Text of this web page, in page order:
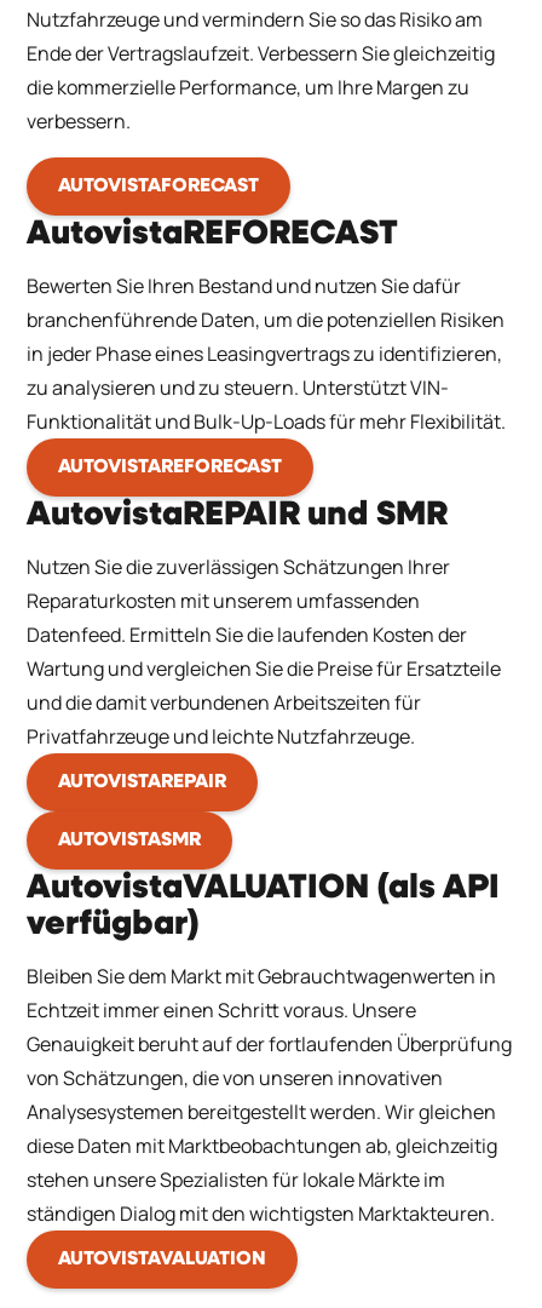
Nutzfahrzeuge und vermindern Sie so das Risiko am
Ende der Vertragslaufzeit. Verbessern Sie gleichzeitig
die kommerzielle Performance, um Ihre Margen zu
verbessern.
AUTOVISTAFORECAST
AutovistaREFORECAST
Bewerten Sie Ihren Bestand und nutzen Sie dafür
branchenführende Daten, um die potenziellen Risiken
in jeder Phase eines Leasingvertrags zu identifizieren,
zu analysieren und zu steuern. Unterstützt VIN-
Funktionalität und Bulk-Up-Loads für mehr Flexibilität.
AUTOVISTAREFORECAST
AutovistaREPAIR und SMR
Nutzen Sie die zuverlässigen Schätzungen Ihrer
Reparaturkosten mit unserem umfassenden
Datenfeed. Ermitteln Sie die laufenden Kosten der
Wartung und vergleichen Sie die Preise für Ersatzteile
und die damit verbundenen Arbeitszeiten für
Privatfahrzeuge und leichte Nutzfahrzeuge.
AUTOVISTAREPAIR
AUTOVISTASMR
AutovistaVALUATION (als API
verfügbar)
Bleiben Sie dem Markt mit Gebrauchtwagenwerten in
Echtzeit immer einen Schritt voraus. Unsere
Genauigkeit beruht auf der fortlaufenden Überprüfung
von Schätzungen, die von unseren innovativen
Analysesystemen bereitgestellt werden. Wir gleichen
diese Daten mit Marktbeobachtungen ab, gleichzeitig
stehen unsere Spezialisten für lokale Märkte im
ständigen Dialog mit den wichtigsten Marktakteuren.
AUTOVISTAVALUATION